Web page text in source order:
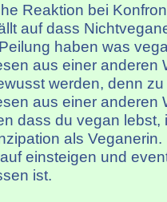
Reaktion bei
auf dass
haben was
aus einer anderen
werden, denn
aus einer anderen
dass du vegan
als
einsteigen und
ist.